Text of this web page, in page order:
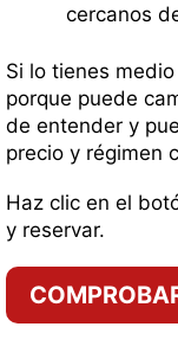
cercanos
Si lo tienes
porque puede
de entender y
precio y régimen
Haz clic en el
y reservar.